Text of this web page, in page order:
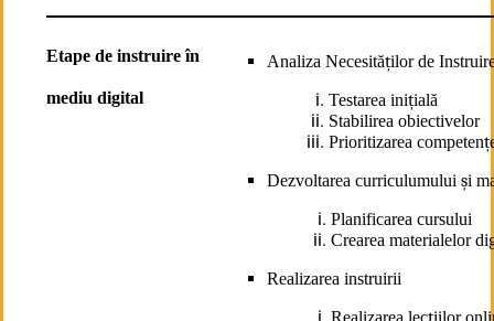
Etape de instruire în
mediu digital
Analiza Necesităților de
Testarea inițială
Stabilirea obiectivelor
Prioritizarea competenț
Dezvoltarea curriculumului și
Planificarea cursului
Crearea materialelor
Realizarea instruirii